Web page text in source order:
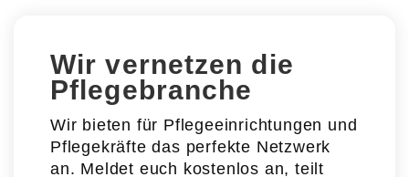
Wir vernetzen die
Pflegebranche
Wir bieten für Pflegeeinrichtungen und
Pflegekräfte das perfekte Netzwerk
an. Meldet euch kostenlos an, teilt